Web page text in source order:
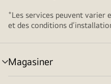
+Les services peuvent varier
et des conditions
Magasiner
menu
basculement